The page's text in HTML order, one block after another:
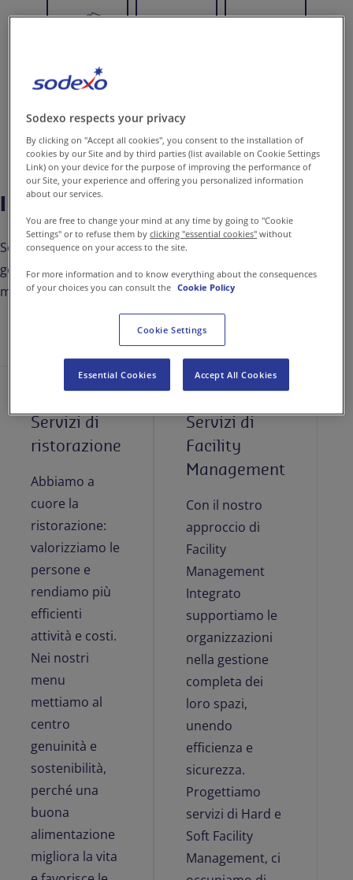
infanzia
I nostri servizi
Soluzioni di ristorazione e Facility Management per
generare benessere, efficienza e sostenibilità in ogni
momento della giornata.
Servizi di
ristorazione
Abbiamo a
cuore la
ristorazione:
valorizziamo le
persone e
rendiamo più
efficienti
attività e costi.
Nei nostri
menu
mettiamo al
centro
genuinità e
sostenibilità,
perché una
buona
alimentazione
migliora la vita
Servizi di
Facility
Management
Con il nostro
approccio di
Facility
Management
Integrato
supportiamo le
organizzazioni
nella gestione
completa dei
loro spazi,
unendo
efficienza e
sicurezza.
Progettiamo
servizi di Hard e
Soft Facility
Management, ci
Sodexo respects your privacy
By clicking on "Accept all cookies", you consent to the installation of
cookies by our Site and by third parties (list available on Cookie Settings
Link) on your device for the purpose of improving the performance of
our Site, your experience and offering you personalized information
about our services.
You are free to change your mind at any time by going to "Cookie
Settings" or to refuse them byclicking "essential cookies" without
consequence on your access to the site.
For more information and to know everything about the consequences
of your choices you can consult the Cookie Policy
Cookie Settings
Essential Cookies Accept All Cookies